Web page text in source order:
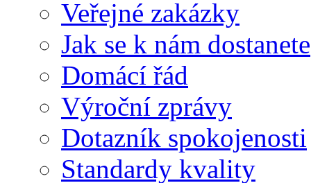
Veřejné zakázky
Jak se k nám dostanete
Domácí řád
Výroční zprávy
Dotazník spokojenosti
Standardy kvality